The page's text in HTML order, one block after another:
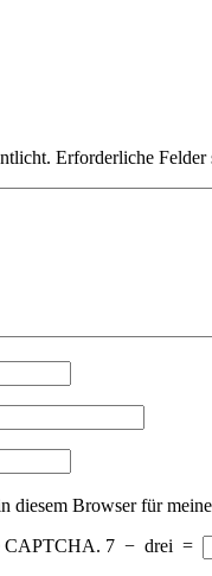
Erforderliche Felder
diesem Browser für
CAPTCHA. 7 − drei =